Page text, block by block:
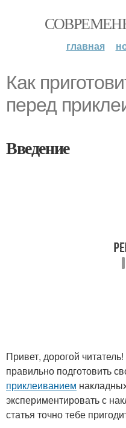
главная
Как
перед
Введение
Привет, дорогой
правильно подготовить
приклеиванием
экспериментировать с
статья точно тебе